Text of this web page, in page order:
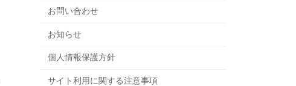
お問い合わせ
お知らせ
個人情報保護方針
サイト利用に関する注意事項